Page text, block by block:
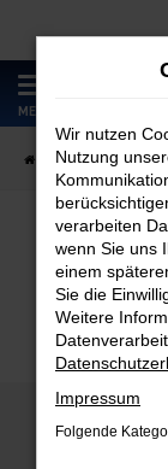
Zum
Hauptinhalt
springen
MENÜ
Startseite
Wir nutzen
Nutzung
verarbeiten
wenn Sie uns
einem
Sie die
Weitere
Impressum
Folgende